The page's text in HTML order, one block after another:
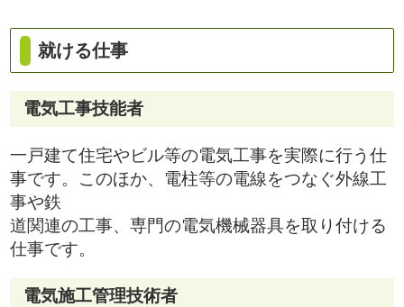
就ける仕事
電気工事技能者
一戸建て住宅やビル等の電気工事を実際に行う仕
事です。このほか、電柱等の電線をつなぐ外線工
事や鉄
道関連の工事、専門の電気機械器具を取り付ける
仕事です。
電気施工管理技術者